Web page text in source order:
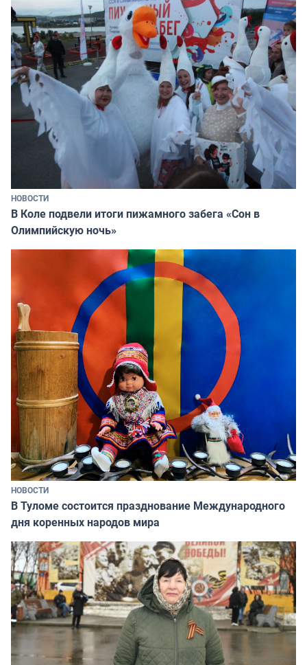
НОВОСТИ
В Коле подвели итоги пижамного забега «Сон в
Олимпийскую ночь»
НОВОСТИ
В Туломе состоится празднование Международного
дня коренных народов мира